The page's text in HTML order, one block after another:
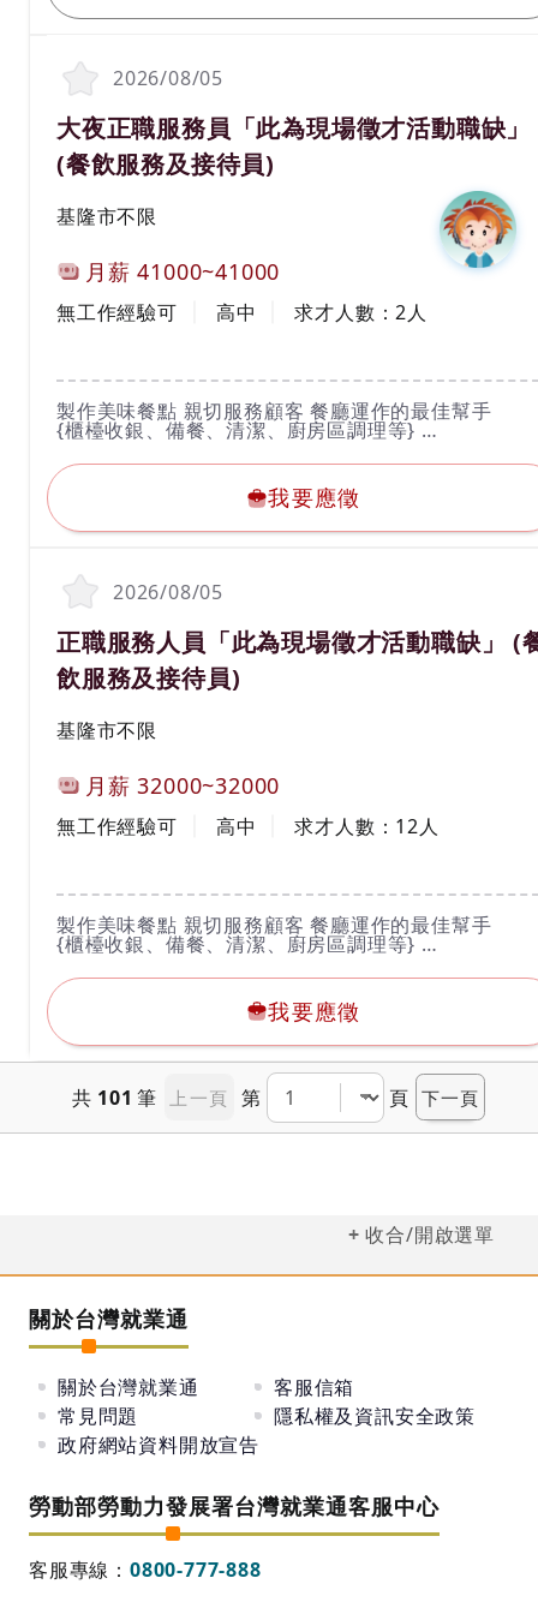
2026/08/05
職務名稱(職業類別)
大夜正職服務員「此為現場徵才活動職缺」
(餐飲服務及接待員)
基隆市不限
月薪 41000~41000
工作經驗
無工作經驗可 高中 求才人數：2人
工作內容
製作美味餐點 親切服務顧客 餐廳運作的最佳幫手
{櫃檯收銀、備餐、清潔、廚房區調理等}
公司地點基隆、金山、瑞芳
我要應徵
我要應徵
2026/08/05
職務名稱(職業類別)
正職服務人員「此為現場徵才活動職缺」 (
飲服務及接待員)
基隆市不限
月薪 32000~32000
工作經驗
無工作經驗可 高中 求才人數： 12人
工作內容
製作美味餐點 親切服務顧客 餐廳運作的最佳幫手
{櫃檯收銀、備餐、清潔、廚房區調理等}
公司地點基隆、金山、瑞芳
我要應徵
我要應徵
共 101 筆 上一頁 第 頁 下一頁
收合/開啟選單
關於台灣就業通
關於台灣就業通
客服信箱
常見問題
隱私權及資訊安全政策
政府網站資料開放宣告
勞動部勞動力發展署台灣就業通客服中心
客服專線： 0800-777-888